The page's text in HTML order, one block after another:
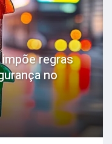
regras
no